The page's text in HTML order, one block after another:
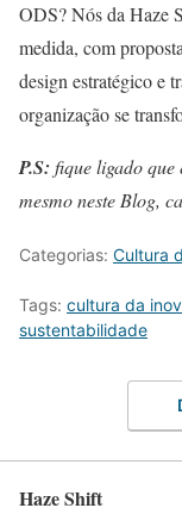
ODS? Nós da Haze
medida, com
design estratégico e
organização se
P.S: fique ligado
mesmo neste Blog,
Categorias: Cultura
Tags: cultura da
sustentabilidade
Haze Shift